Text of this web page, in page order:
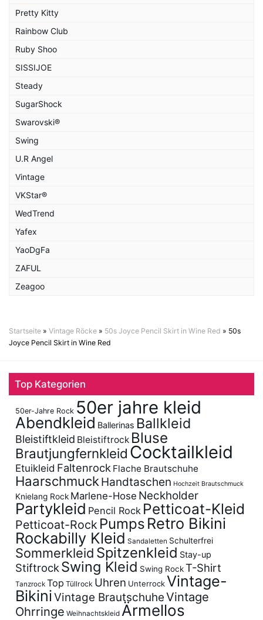
Pretty Kitty
Rainbow Club
Ruby Shoo
SISSIJOE
Steady
SugarShock
Swarovski®
Swing
U.R Angel
Vintage
VKStar®
WedTrend
Yafex
YaoDgFa
ZAFUL
Zeagoo
Startseite » Vintage Röcke » 50s Joyce Pencil Skirt in Wine Red » 50s
Joyce Pencil Skirt in Wine Red
Top Kategorien
50er-Jahre Rock 50er jahre kleid
Abendkleid Ballerinas Ballkleid
Bleistiftkleid Bleistiftrock Bluse
Brautjungfernkleid Cocktailkleid
Etuikleid Faltenrock Flache Brautschuhe
Haarschmuck Handtaschen Hochzeit Brautschmuck
Knielang Rock Marlene-Hose Neckholder
Partykleid Pencil Rock Petticoat-Kleid
Petticoat-Rock Pumps Retro Bikini
Rockabilly Kleid Sandaletten Schulterfrei
Sommerkleid Spitzenkleid Stay-up
Stiftrock Swing Kleid Swing RockT-Shirt
Tanzrock Top Tüllrock Uhren UnterrockVintage-
BikiniVintage BrautschuheVintage
Ohrringe Weihnachtskleid Ärmellos